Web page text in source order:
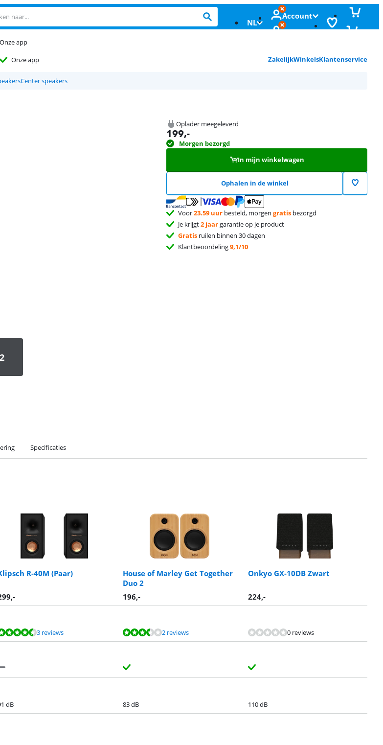
NL
Account
Onze app
Onze app ZakelijkWinkelsKlantenservice
Center speakers
Oplader meegeleverd
199,-
Morgen bezorgd
In mijn winkelwagen
Ophalen in de winkel
Voor23.59 uur besteld, morgengratis bezorgd
Je krijgt2 jaargarantie op je product
Gratis ruilen binnen 30 dagen
Klantbeoordeling9,1/10
Specificaties
R-40M (Paar)
House of Marley Get Together
Duo 2
Onkyo GX-10DB Zwart
,- 196,- 224,-
3 reviews 2 reviews 0 reviews
dB 83 dB 110 dB